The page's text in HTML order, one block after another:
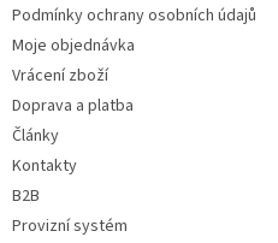
Podmínky ochrany osobních údajů
Moje objednávka
Vrácení zboží
Doprava a platba
Články
Kontakty
B2B
Provizní systém